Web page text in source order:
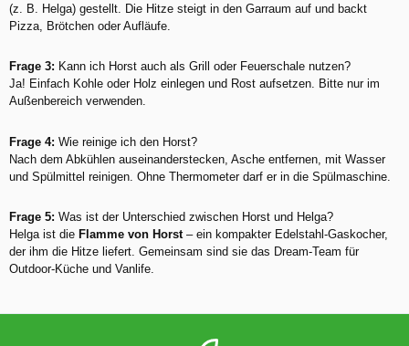
(z. B. Helga) gestellt. Die Hitze steigt in den Garraum auf und backt
Pizza, Brötchen oder Aufläufe.
Frage 3: Kann ich Horst auch als Grill oder Feuerschale nutzen?
Ja! Einfach Kohle oder Holz einlegen und Rost aufsetzen. Bitte nur im
Außenbereich verwenden.
Frage 4: Wie reinige ich den Horst?
Nach dem Abkühlen auseinanderstecken, Asche entfernen, mit Wasser
und Spülmittel reinigen. Ohne Thermometer darf er in die Spülmaschine.
Frage 5: Was ist der Unterschied zwischen Horst und Helga?
Helga ist die Flamme von Horst– ein kompakter Edelstahl-Gaskocher,
der ihm die Hitze liefert. Gemeinsam sind sie das Dream-Team für
Outdoor-Küche und Vanlife.